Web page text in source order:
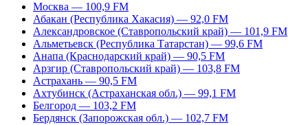
Москва — 100,9 FM
Абакан (Республика Хакасия) — 92,0 FM
Александровское (Ставропольский край) — 101,9 FM
Альметьевск (Республика Татарстан) — 99,6 FM
Анапа (Краснодарский край) — 90,5 FM
Арзгир (Ставропольский край) — 103,8 FM
Астрахань — 90,5 FM
Ахтубинск (Астраханская обл.) — 99,1 FM
Белгород — 103,2 FM
Бердянск (Запорожская обл.) — 102,7 FM